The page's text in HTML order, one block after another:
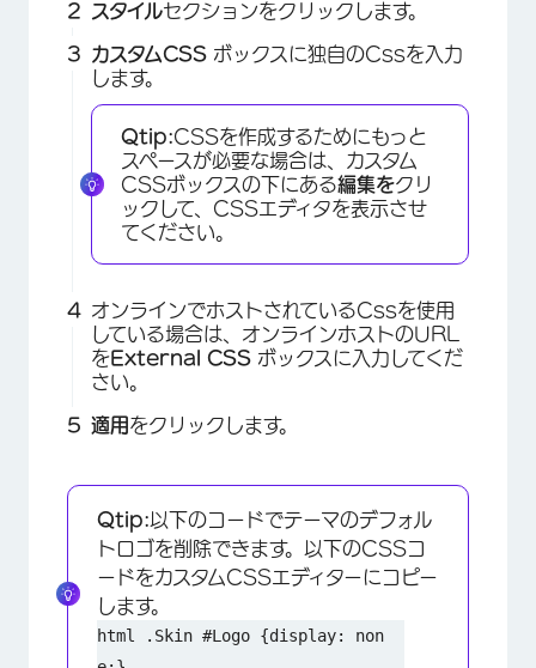
スタイルセクションをクリックします。
カスタムCSS ボックスに独自のCssを入力
します。
Qtip:CSSを作成するためにもっと
スペースが必要な場合は、カスタム
CSSボックスの下にある編集をクリ
ックして、CSSエディタを表示させ
てください。
オンラインでホストされているCssを使用
している場合は、オンラインホストのURL
をExternal CSS ボックスに入力してくだ
さい。
適用をクリックします。
Qtip:以下のコードでテーマのデフォル
トロゴを削除できます。以下のCSSコ
ードをカスタムCSSエディターにコピー
します。
html .Skin #Logo {display: non